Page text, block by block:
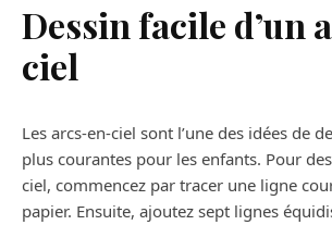
Dessin facile d’un
ciel
Les arcs-en-ciel sont l’une des idées de
plus courantes pour les enfants. Pour
ciel, commencez par tracer une ligne
papier. Ensuite, ajoutez sept lignes